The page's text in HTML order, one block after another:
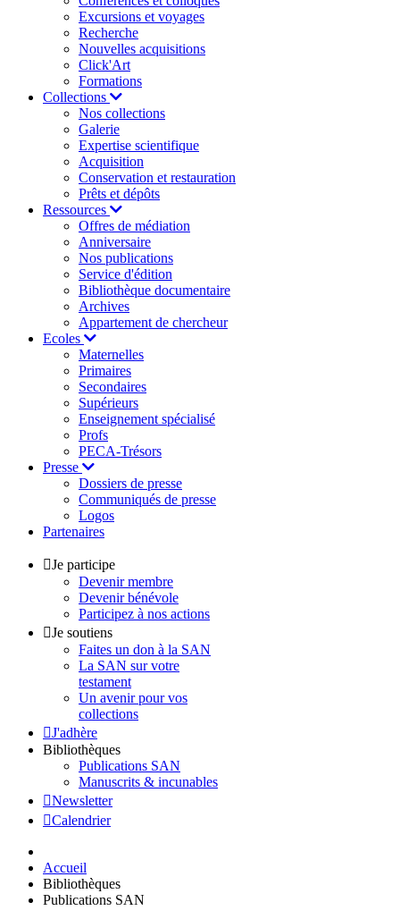
Excursions et voyages
Recherche
Nouvelles acquisitions
Click'Art
Formations
Collections
Nos collections
Galerie
Expertise scientifique
Acquisition
Conservation et restauration
Prêts et dépôts
Ressources
Offres de médiation
Anniversaire
Nos publications
Service d'édition
Bibliothèque documentaire
Archives
Appartement de chercheur
Ecoles
Maternelles
Primaires
Secondaires
Supérieurs
Enseignement spécialisé
Profs
PECA-Trésors
Presse
Dossiers de presse
Communiqués de presse
Logos
Partenaires
Je participe
Devenir membre
Devenir bénévole
Participez à nos actions
Je soutiens
Faites un don à la SAN
La SAN sur votre
testament
Un avenir pour vos
collections
J'adhère
Bibliothèques
Publications SAN
Manuscrits & incunables
Newsletter
Calendrier
Accueil
Bibliothèques
Publications SAN